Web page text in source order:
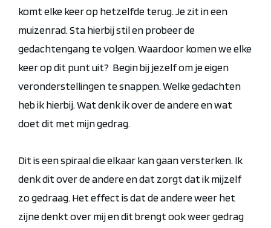
komt elke keer op hetzelfde terug. Je zit in een
muizenrad. Sta hierbij stil en probeer de
gedachtengang te volgen. Waardoor komen we elke
keer op dit punt uit? Begin bij jezelf om je eigen
veronderstellingen te snappen. Welke gedachten
heb ik hierbij. Wat denk ik over de andere en wat
doet dit met mijn gedrag.
Dit is een spiraal die elkaar kan gaan versterken. Ik
denk dit over de andere en dat zorgt dat ik mijzelf
zo gedraag. Het effect is dat de andere weer het
zijne denkt over mij en dit brengt ook weer gedrag